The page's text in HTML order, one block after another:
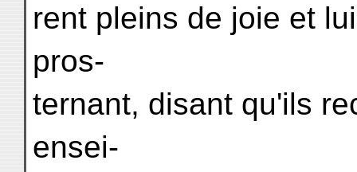
rent pleins de joie et
pros-
ternant, disant qu'ils
ensei-